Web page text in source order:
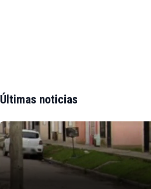
Últimas noticias